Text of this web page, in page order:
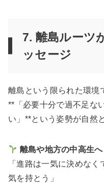
7. 離島ルーツ
ッセージ
離島という限られた環境
**「必要十分で過不足な
い」**という姿勢が自然
離島や地方の中高生へ
「進路は一気に決めな
気を持とう」